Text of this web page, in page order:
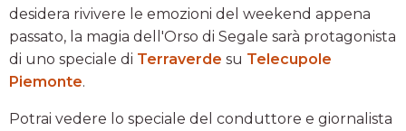
desidera rivivere le emozioni del weekend appena
passato, la magia dell'Orso di Segale sarà protagonista
di uno speciale di Terraverde su Telecupole
Piemonte.
Potrai vedere lo speciale del conduttore e giornalista